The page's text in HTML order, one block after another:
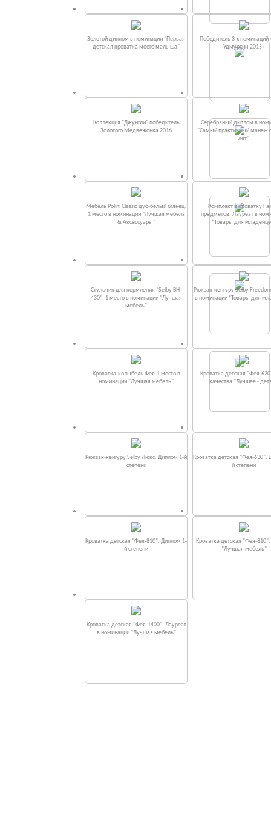
Золотой диплом в номинации "Первая
детская кроватка моего малыша"
Победитель 3-х номинаций
Удмуртии-2015»
Коллекция "Джунгли" победитель
Золотого Медвежонка 2016
Серебряный диплом в
"Самый практичный манеж
лет"
Мебель Polini Classic дуб-белый глянец.
1 место в номинации "Лучшая мебель
& Аксессуары"
Комплект в кроватку
предметов. Лауреат в
“Товары для
Стульчик для кормления "Selby BH-
430". 1 место в номинации "Лучшая
мебель"
Рюкзак-кенгуру Selby
в номинации “Товары для
Кроватка-колыбель Фея.1 место в
номинации "Лучшая мебель"
Кроватка детская "Фея-
качества "Лучшее -
Рюкзак-кенгуру Selby Люкс. Диплом 1-й
степени
Кроватка детская "Фея-630".
й степени
Кроватка детская "Фея-810". Диплом 1-
й степени
Кроватка детская "Фея-
"Лучшая мебель"
Кроватка детская "Фея-1400". Лауреат
в номинации "Лучшая мебель"